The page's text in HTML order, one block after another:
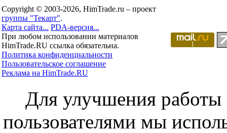
Copyright © 2003-2026, HimTrade.ru – проект
группы "Текарт".
Карта сайта... PDA-версия...
При любом использовании материалов
HimTrade.RU ссылка обязательна.
Политика конфиденциальности
Пользовательское соглашение
Реклама на HimTrade.RU
Для улучшения работы
пользователями мы